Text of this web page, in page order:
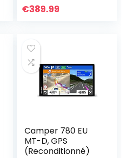
Autoradio Android
€389.99
Camper 780 EU
MT-D, GPS
(Reconditionné)